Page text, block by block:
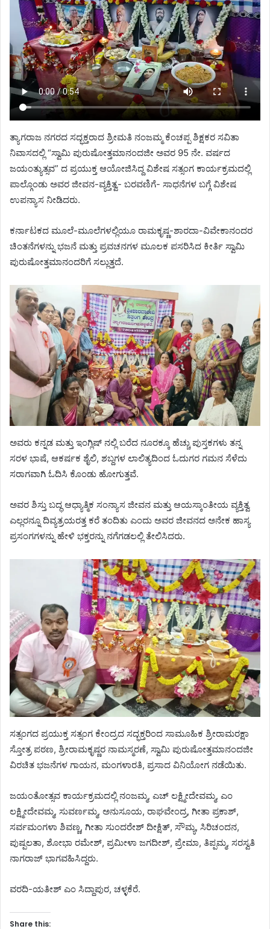
ತ್ಯಾಗರಾಜ ನಗರದ ಸದ್ಭಕ್ತರಾದ ಶ್ರೀಮತಿ ನಂಜಮ್ಮ ಕೆಂಚಪ್ಪ ಶಿಕ್ಷಕರ ಸವಿತಾ
ನಿವಾಸದಲ್ಲಿ “ಸ್ವಾಮಿ ಪುರುಷೋತ್ತಮಾನಂದಜೀ ಅವರ 95 ನೇ. ವರ್ಷದ
ಜಯಂತ್ಯುತ್ಸವ” ದ ಪ್ರಯುಕ್ತ ಆಯೋಜಿಸಿದ್ದ ವಿಶೇಷ ಸತ್ಸಂಗ ಕಾರ್ಯಕ್ರಮದಲ್ಲಿ
ಪಾಲ್ಗೊಂಡು ಅವರ ಜೀವನ-ವ್ಯಕ್ತಿತ್ವ- ಬರವಣಿಗೆ- ಸಾಧನೆಗಳ ಬಗ್ಗೆ ವಿಶೇಷ
ಉಪನ್ಯಾಸ ನೀಡಿದರು.
ಕರ್ನಾಟಕದ ಮೂಲೆ-ಮೂಲೆಗಳಲ್ಲಿಯೂ ರಾಮಕೃಷ್ಣ-ಶಾರದಾ-ವಿವೇಕಾನಂದರ
ಚಿಂತನೆಗಳನ್ನು ಭಜನೆ ಮತ್ತು ಪ್ರವಚನಗಳ ಮೂಲಕ ಪಸರಿಸಿದ ಕೀರ್ತಿ ಸ್ವಾಮಿ
ಪುರುಷೋತ್ತಮಾನಂದರಿಗೆ ಸಲ್ಲುತ್ತದೆ.
ಅವರು ಕನ್ನಡ ಮತ್ತು ಇಂಗ್ಲಿಷ್ ನಲ್ಲಿ ಬರೆದ ನೂರಕ್ಕೂ ಹೆಚ್ಚು ಪುಸ್ತಕಗಳು ತನ್ನ
ಸರಳ ಭಾಷೆ, ಆಕರ್ಷಕ ಶೈಲಿ, ಶಬ್ದಗಳ ಲಾಲಿತ್ಯದಿಂದ ಓದುಗರ ಗಮನ ಸೆಳೆದು
ಸರಾಗವಾಗಿ ಓದಿಸಿ ಕೊಂಡು ಹೋಗುತ್ತವೆ.
ಅವರ ಶಿಸ್ತು ಬದ್ಧ ಆಧ್ಯಾತ್ಮಿಕ ಸಂನ್ಯಾಸ ಜೀವನ ಮತ್ತು ಆಯಸ್ಕಾಂತೀಯ ವ್ಯಕ್ತಿತ್ವ
ಎಲ್ಲರನ್ನೂ ದಿವ್ಯತ್ರಯರತ್ತ ಕರೆ ತಂದಿತು ಎಂದು ಅವರ ಜೀವನದ ಅನೇಕ ಹಾಸ್ಯ
ಪ್ರಸಂಗಗಳನ್ನು ಹೇಳಿ ಭಕ್ತರನ್ನು ನಗೆಗಡಲಲ್ಲಿ ತೇಲಿಸಿದರು.
ಸತ್ಸಂಗದ ಪ್ರಯುಕ್ತ ಸತ್ಸಂಗ ಕೇಂದ್ರದ ಸದ್ಭಕ್ತರಿಂದ ಸಾಮೂಹಿಕ ಶ್ರೀರಾಮರಕ್ಷಾ
ಸ್ತೋತ್ರ ಪಠಣ, ಶ್ರೀರಾಮಕೃಷ್ಣರ ನಾಮಸ್ಮರಣೆ, ಸ್ವಾಮಿ ಪುರುಷೋತ್ತಮಾನಂದಜೀ
ವಿರಚಿತ ಭಜನೆಗಳ ಗಾಯನ, ಮಂಗಳಾರತಿ, ಪ್ರಸಾದ ವಿನಿಯೋಗ ನಡೆಯಿತು.
ಜಯಂತೋತ್ಸವ ಕಾರ್ಯಕ್ರಮದಲ್ಲಿ ನಂಜಮ್ಮ, ಎಚ್ ಲಕ್ಷ್ಮೀದೇವಮ್ಮ, ಎಂ
ಲಕ್ಷ್ಮೀದೇವಮ್ಮ, ಸುವರ್ಣಮ್ಮ, ಅನುಸೂಯ, ರಾಘವೇಂದ್ರ, ಗೀತಾ ಪ್ರಕಾಶ್,
ಸರ್ವಮಂಗಳಾ ಶಿವಣ್ಣ, ಗೀತಾ ಸುಂದರೇಶ್ ದೀಕ್ಷಿತ್, ಸೌಮ್ಯ, ಸಿರಿಚಂದನ,
ಪುಷ್ಪಲತಾ, ಶೋಭಾ ರಮೇಶ್, ಪ್ರಮೀಳಾ ಜಗದೀಶ್, ಪ್ರೇಮಾ, ತಿಪ್ಪಮ್ಮ, ಸರಸ್ವತಿ
ನಾಗರಾಜ್ ಭಾಗವಹಿಸಿದ್ದರು.
ವರದಿ-ಯತೀಶ್ ಎಂ ಸಿದ್ದಾಪುರ, ಚಳ್ಳಕೆರೆ.
Share this: